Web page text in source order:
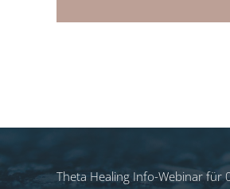
Theta Healing Info-Webinar für